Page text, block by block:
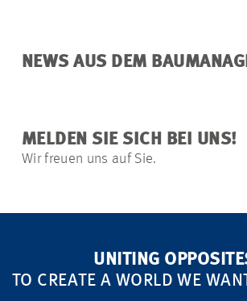
NEWS AUS DEM
MELDEN SIE SICH BEI UNS!
Wir freuen uns auf Sie.
UNITING
TO CREATE A WORLD WE